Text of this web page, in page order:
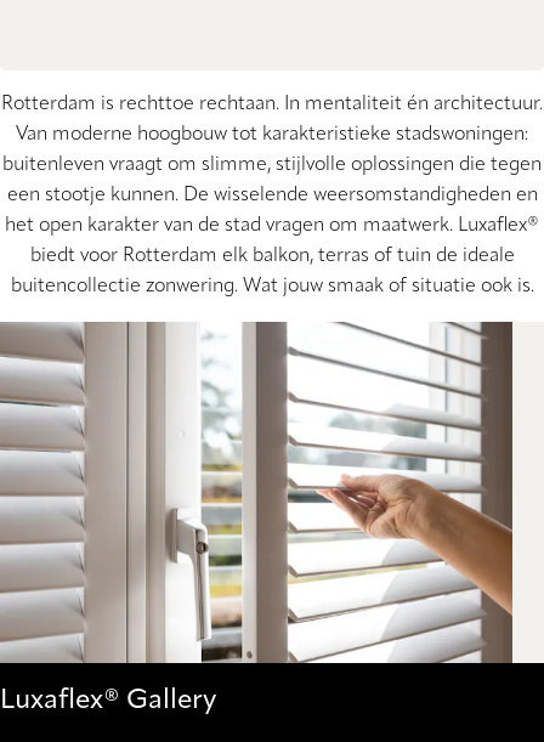
Rotterdam is rechttoe rechtaan. In mentaliteit én architectuur.
Van moderne hoogbouw tot karakteristieke stadswoningen:
buitenleven vraagt om slimme, stijlvolle oplossingen die tegen
een stootje kunnen. De wisselende weersomstandigheden en
het open karakter van de stad vragen om maatwerk. Luxaflex®
biedt voor Rotterdam elk balkon, terras of tuin de ideale
buitencollectie zonwering. Wat jouw smaak of situatie ook is.
Luxaflex® Gallery